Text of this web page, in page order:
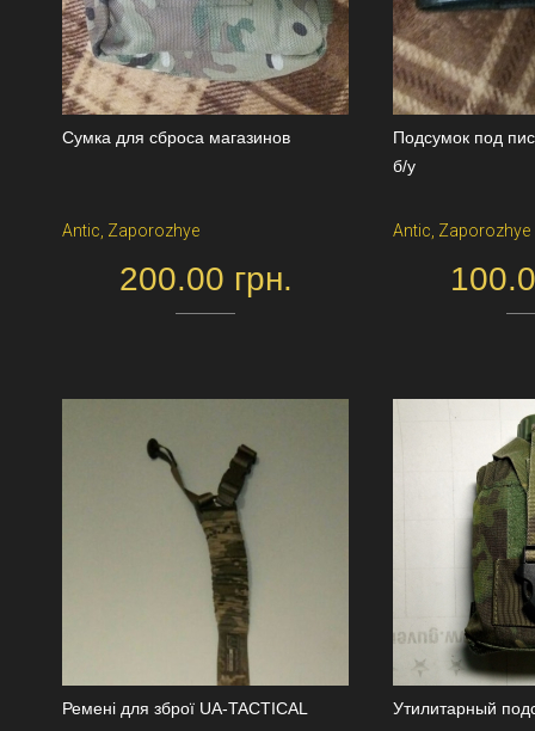
Сумка для сброса магазинов
Antic, Zaporozhye
200.00 грн.
Подсумок под
б/у
Antic, Zaporozhye
Ремені для зброї UA-TACTICAL Утилитарный